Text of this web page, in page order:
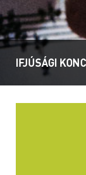
IFJÚSÁGI